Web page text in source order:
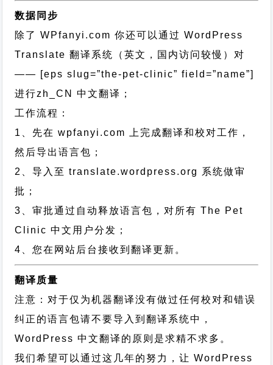
数据同步
除了 WPfanyi.com 你还可以通过WordPress
Translate 翻译系统（英文，国内访问较慢）对
—— [eps slug=”the-pet-clinic” field=”name”]
进行zh_CN
中文翻译；
工作流程：
1、先在 wpfanyi.com 上完成翻译和校对工作，
然后导出语言包；
2、导入至 translate.wordpress.org 系统做审
批；
3、审批通过自动释放语言包，对所有 The Pet
Clinic 中文用户分发；
4、您在网站后台接收到翻译更新。
翻译质量
注意：对于仅为机器翻译没有做过任何校对和错误
纠正的语言包请不要导入到翻译系统中，
WordPress 中文翻译的原则 是求精不求多。
我们希望可以通过这几年的努力，让 WordPress